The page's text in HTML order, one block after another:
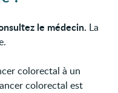
le médecin. La
colorectal à un
colorectal est